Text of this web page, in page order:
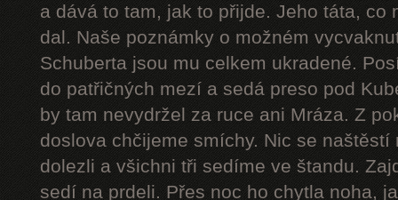
a dává to tam, jak to přijde. Jeho táta, co
dal. Naše poznámky o možném
Schuberta jsou mu celkem ukradené.
do patřičných mezí a sedá preso pod
by tam nevydržel za ruce ani Mráza. Z
doslova chčijeme smíchy. Nic se naštěstí
dolezli a všichni tři sedíme ve štandu.
sedí na prdeli. Přes noc ho chytla noha,